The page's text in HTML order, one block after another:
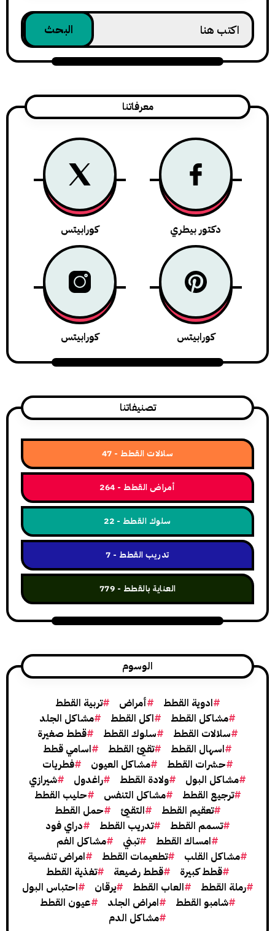
دكتور بيطري
سلالات القطط 47
أمراض القطط 264
22
تدريب القطط 7
العناية بالقطط 779
ادوية القطط أمراض
تربية القطط
القطط
اكل القطط
مشاكل الجلد
القطط
سلوك القطط
قطط صغيرة
اسهال القطط
تقيئ القطط
اسامي قطط
حشرات القطط
مشاكل العيون
فطريات
البول
ولادة القطط راغدول
شيرازي
القطط
مشاكل التنفس
حليب القطط
تعقيم القطط
التقيئ
حمل القطط
تسمم القطط
تدريب القطط
دراي فود
امساك القطط
تبني
مشاكل الفم
القلب
تطعيمات القطط
امراض تنفسية
قطط كبيرة
قطط رضيعة
تغذية القطط
العاب القطط يرقان
احتباس البول
القطط
امراض الجلد
عيون القطط
مشاكل الدم